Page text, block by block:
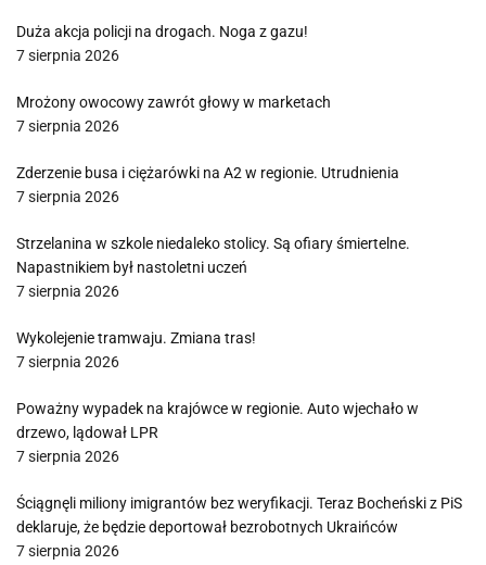
Duża akcja policji na drogach. Noga z gazu!
7 sierpnia 2026
Mrożony owocowy zawrót głowy w marketach
7 sierpnia 2026
Zderzenie busa i ciężarówki na A2 w regionie. Utrudnienia
7 sierpnia 2026
Strzelanina w szkole niedaleko stolicy. Są ofiary śmiertelne.
Napastnikiem był nastoletni uczeń
7 sierpnia 2026
Wykolejenie tramwaju. Zmiana tras!
7 sierpnia 2026
Poważny wypadek na krajówce w regionie. Auto wjechało w
drzewo, lądował LPR
7 sierpnia 2026
Ściągnęli miliony imigrantów bez weryfikacji. Teraz Bocheński z PiS
deklaruje, że będzie deportował bezrobotnych Ukraińców
7 sierpnia 2026